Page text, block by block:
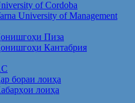
of Cordoba
University of Management
Пиза
Кантабрия
бораи лоиҳа
лоиҳа